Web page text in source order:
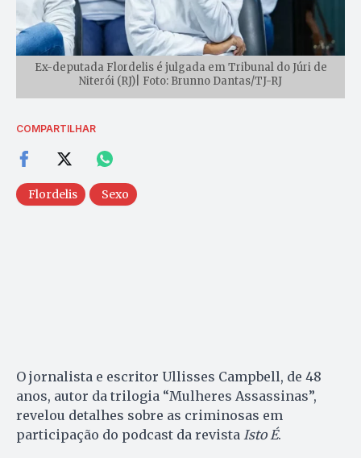
Ex-deputada Flordelis é julgada em Tribunal do Júri de
Niterói (RJ)| Foto: Brunno Dantas/TJ-RJ
COMPARTILHAR
Flordelis Sexo
O jornalista e escritor Ullisses Campbell, de 48
anos, autor da trilogia “Mulheres Assassinas”,
revelou detalhes sobre as criminosas em
participação do podcast da revista Isto É.